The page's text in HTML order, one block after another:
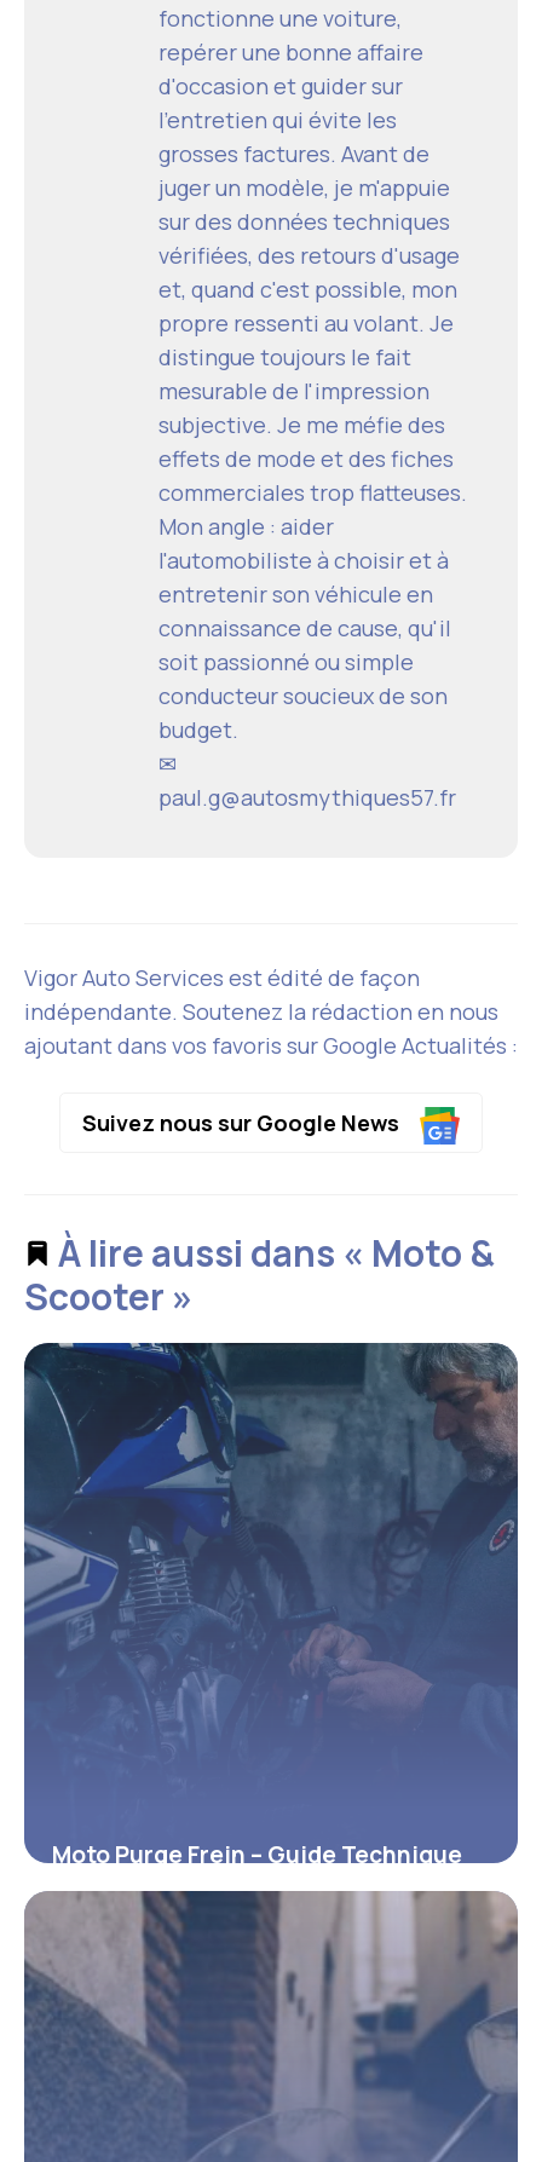
fonctionne une voiture,
repérer une bonne affaire
d'occasion et guider sur
l'entretien qui évite les
grosses factures. Avant de
juger un modèle, je m'appuie
sur des données techniques
vérifiées, des retours d'usage
et, quand c'est possible, mon
propre ressenti au volant. Je
distingue toujours le fait
mesurable de l'impression
subjective. Je me méfie des
effets de mode et des fiches
commerciales trop flatteuses.
Mon angle : aider
l'automobiliste à choisir et à
entretenir son véhicule en
connaissance de cause, qu'il
soit passionné ou simple
conducteur soucieux de son
budget.
✉
paul.g@autosmythiques57.fr
Vigor Auto Services est édité de façon
indépendante. Soutenez la rédaction en nous
ajoutant dans vos favoris sur Google Actualités :
Suivez nous sur Google News
À lire aussi dans « Moto &
Scooter »
Moto Purge Frein – Guide Technique
Complet